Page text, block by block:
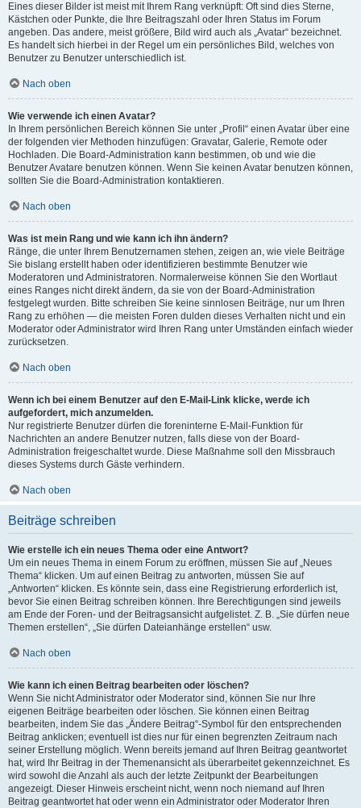
Eines dieser Bilder ist meist mit Ihrem Rang verknüpft: Oft sind dies Sterne,
Kästchen oder Punkte, die Ihre Beitragszahl oder Ihren Status im Forum
angeben. Das andere, meist größere, Bild wird auch als „Avatar“ bezeichnet.
Es handelt sich hierbei in der Regel um ein persönliches Bild, welches von
Benutzer zu Benutzer unterschiedlich ist.
Nach oben
Wie verwende ich einen Avatar?
In Ihrem persönlichen Bereich können Sie unter „Profil“ einen Avatar über eine
der folgenden vier Methoden hinzufügen: Gravatar, Galerie, Remote oder
Hochladen. Die Board-Administration kann bestimmen, ob und wie die
Benutzer Avatare benutzen können. Wenn Sie keinen Avatar benutzen können,
sollten Sie die Board-Administration kontaktieren.
Nach oben
Was ist mein Rang und wie kann ich ihn ändern?
Ränge, die unter Ihrem Benutzernamen stehen, zeigen an, wie viele Beiträge
Sie bislang erstellt haben oder identifizieren bestimmte Benutzer wie
Moderatoren und Administratoren. Normalerweise können Sie den Wortlaut
eines Ranges nicht direkt ändern, da sie von der Board-Administration
festgelegt wurden. Bitte schreiben Sie keine sinnlosen Beiträge, nur um Ihren
Rang zu erhöhen — die meisten Foren dulden dieses Verhalten nicht und ein
Moderator oder Administrator wird Ihren Rang unter Umständen einfach wieder
zurücksetzen.
Nach oben
Wenn ich bei einem Benutzer auf den E-Mail-Link klicke, werde ich
aufgefordert, mich anzumelden.
Nur registrierte Benutzer dürfen die foreninterne E-Mail-Funktion für
Nachrichten an andere Benutzer nutzen, falls diese von der Board-
Administration freigeschaltet wurde. Diese Maßnahme soll den Missbrauch
dieses Systems durch Gäste verhindern.
Nach oben
Beiträge schreiben
Wie erstelle ich ein neues Thema oder eine Antwort?
Um ein neues Thema in einem Forum zu eröffnen, müssen Sie auf „Neues
Thema“ klicken. Um auf einen Beitrag zu antworten, müssen Sie auf
„Antworten“ klicken. Es könnte sein, dass eine Registrierung erforderlich ist,
bevor Sie einen Beitrag schreiben können. Ihre Berechtigungen sind jeweils
am Ende der Foren- und der Beitragsansicht aufgelistet. Z. B. „Sie dürfen neue
Themen erstellen“, „Sie dürfen Dateianhänge erstellen“ usw.
Nach oben
Wie kann ich einen Beitrag bearbeiten oder löschen?
Wenn Sie nicht Administrator oder Moderator sind, können Sie nur Ihre
eigenen Beiträge bearbeiten oder löschen. Sie können einen Beitrag
bearbeiten, indem Sie das „Ändere Beitrag“-Symbol für den entsprechenden
Beitrag anklicken; eventuell ist dies nur für einen begrenzten Zeitraum nach
seiner Erstellung möglich. Wenn bereits jemand auf Ihren Beitrag geantwortet
hat, wird Ihr Beitrag in der Themenansicht als überarbeitet gekennzeichnet. Es
wird sowohl die Anzahl als auch der letzte Zeitpunkt der Bearbeitungen
angezeigt. Dieser Hinweis erscheint nicht, wenn noch niemand auf Ihren
Beitrag geantwortet hat oder wenn ein Administrator oder Moderator Ihren